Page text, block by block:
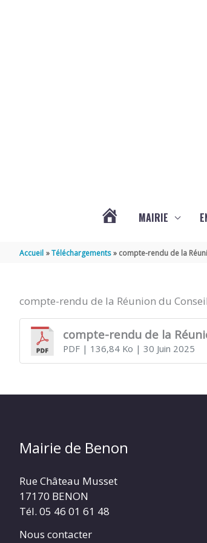
MAIRIE
Accueil Téléchargements compte-rendu de la
compte-rendu de la Réunion du
compte-rendu de la
PDF| 136,84 Ko | 30 Juin 2025
Mairie de Benon
Rue Château Musset
17170 BENON
Tél. 05 46 01 61 48
Nous contacter